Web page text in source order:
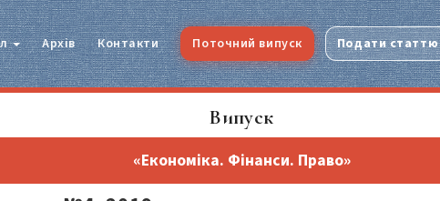
Архів Контакти Поточний випуск Подати статтю
Випуск
«Економіка. Фінанси. Право»